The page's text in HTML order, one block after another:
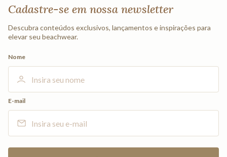
Cadastre-se em nossa newsletter
Descubra conteúdos exclusivos, lançamentos e inspirações para
elevar seu beachwear.
Nome
E-mail